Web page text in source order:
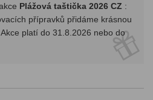
Plážová taštička 2026 CZ :
přípravků přidáme krásnou
platí do 31.8.2026 nebo do